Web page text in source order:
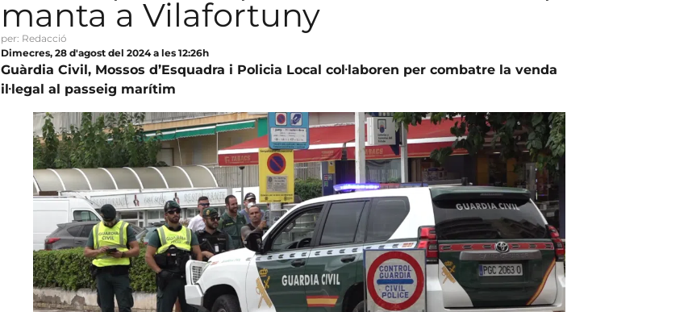
manta a Vilafortuny
per: Redacció
Dimecres, 28 d'agost del 2024 a les 12:26h
Guàrdia Civil, Mossos d’Esquadra i Policia Local col·laboren per combatre la venda
il·legal al passeig marítim